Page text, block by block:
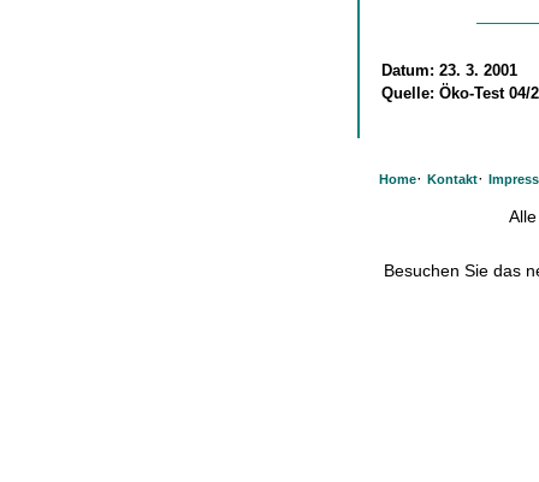
Datum: 23. 3. 2001
Quelle: Öko-Test 04/
Home· Kontakt·
Besuchen Sie das